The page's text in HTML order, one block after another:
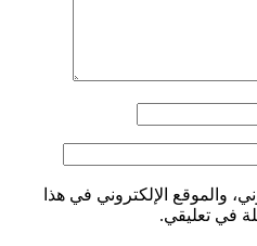
والموقع الإلكتروني في هذا
في تعليقي.